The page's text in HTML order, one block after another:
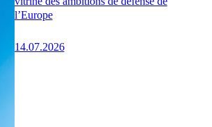
l’Europe
14.07.2026